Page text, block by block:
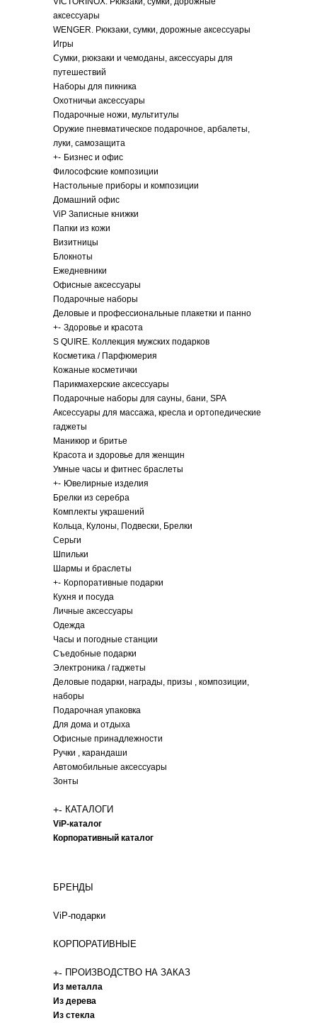
аксессуары
WENGER. Рюкзаки, сумки, дорожные аксессуары
Игры
Сумки, рюкзаки и чемоданы, аксессуары для
путешествий
Наборы для пикника
Охотничьи аксессуары
Подарочные ножи, мультитулы
Оружие пневматическое подарочное, арбалеты,
луки, самозащита
+- Бизнес и офис
Философские композиции
Настольные приборы и композиции
Домашний офис
ViP Записные книжки
Папки из кожи
Визитницы
Блокноты
Ежедневники
Офисные аксессуары
Подарочные наборы
Деловые и профессиональные плакетки и панно
+- Здоровье и красота
S QUIRE. Коллекция мужских подарков
Косметика / Парфюмерия
Кожаные косметички
Парикмахерские аксессуары
Подарочные наборы для сауны, бани, SPA
Аксессуары для массажа, кресла и ортопедические
гаджеты
Маникюр и бритье
Красота и здоровье для женщин
Умные часы и фитнес браслеты
+- Ювелирные изделия
Брелки из серебра
Комплекты украшений
Кольца, Кулоны, Подвески, Брелки
Серьги
Шпильки
Шармы и браслеты
+- Корпоративные подарки
Кухня и посуда
Личные аксессуары
Одежда
Часы и погодные станции
Съедобные подарки
Электроника / гаджеты
Деловые подарки, награды, призы , композиции,
наборы
Подарочная упаковка
Для дома и отдыха
Офисные принадлежности
Ручки , карандаши
Автомобильные аксессуары
Зонты
+- КАТАЛОГИ
ViP-каталог
Корпоративный каталог
БРЕНДЫ
ViP-подарки
КОРПОРАТИВНЫЕ
+- ПРОИЗВОДСТВО НА ЗАКАЗ
Из металла
Из дерева
Из стекла